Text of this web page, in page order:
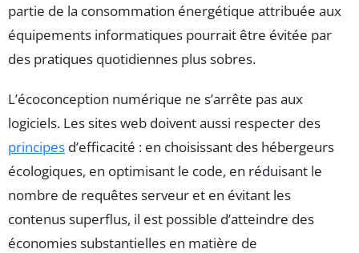
partie de la consommation énergétique attribuée aux
équipements informatiques pourrait être évitée par
des pratiques quotidiennes plus sobres.
L’écoconception numérique ne s’arrête pas aux
logiciels. Les sites web doivent aussi respecter des
principes d’efficacité : en choisissant des hébergeurs
écologiques, en optimisant le code, en réduisant le
nombre de requêtes serveur et en évitant les
contenus superflus, il est possible d’atteindre des
économies substantielles en matière de